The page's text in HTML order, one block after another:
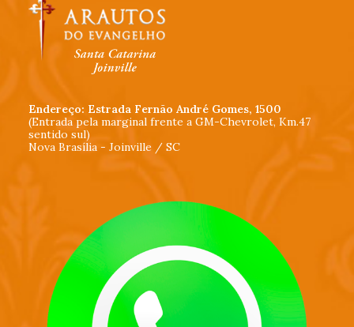
Endereço: Estrada Fernão André Gomes, 1500
(Entrada pela marginal frente a GM-Chevrolet, Km.47
sentido sul)
Nova Brasília - Joinville / SC